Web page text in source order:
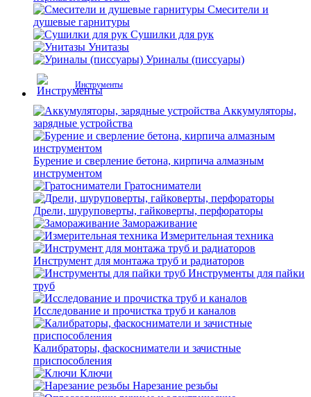
Смесители и
душевые гарнитуры
Сушилки для рук
Унитазы
Уриналы (писсуары)
Инструменты
Аккумуляторы,
зарядные устройства
Бурение и сверление бетона, кирпича алмазным
инструментом
Гратосниматели
Дрели, шуруповерты, гайковерты, перфораторы
Замораживание
Измерительная техника
Инструмент для монтажа труб и радиаторов
Инструменты для пайки
труб
Исследование и прочистка труб и каналов
Калибраторы, фаскосниматели и зачистные
приспособления
Ключи
Нарезание резьбы